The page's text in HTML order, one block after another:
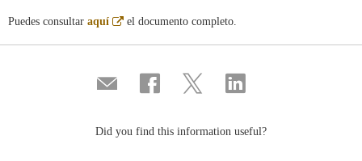
Puedes consultar aquí
Abre
ventana
el documento completo.
Compartir
por
Share
on
Share
on
Share
on
Did you find this information useful?